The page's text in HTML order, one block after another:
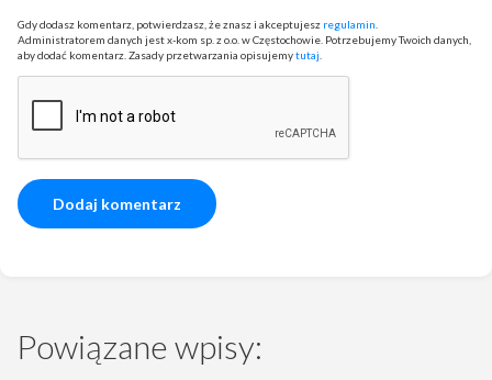
Gdy dodasz komentarz, potwierdzasz, że znasz i akceptujesz regulamin
Administratorem danych jest x-kom sp. z o.o. w Częstochowie. Potrzebujemy Twoich danych,
aby dodać komentarz. Zasady przetwarzania opisujemytutaj
Powiązane wpisy: